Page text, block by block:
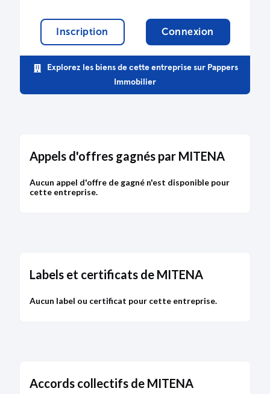
Inscription Connexion
Explorez les biens de cette entreprise sur Pappers
Immobilier
Appels d'offres gagnés par MITENA
Aucun appel d'offre de gagné n'est disponible pour
cette entreprise.
Labels et certificats de MITENA
Aucun label ou certificat pour cette entreprise.
Accords collectifs de MITENA